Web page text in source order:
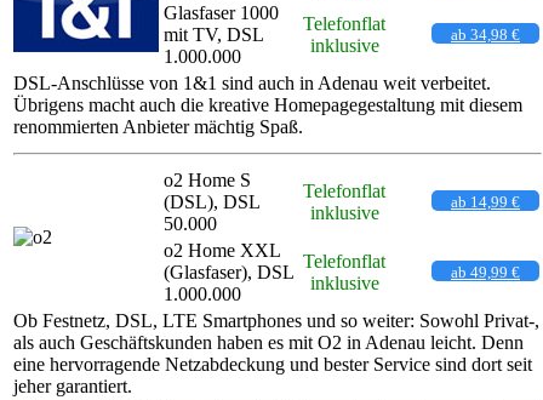
Glasfaser 1000
mit TV, DSL
1.000.000
Telefonflat
inklusive
ab 34,98 €
DSL-Anschlüsse von 1&1 sind auch in Adenau weit verbeitet.
Übrigens macht auch die kreative Homepagegestaltung mit diesem
renommierten Anbieter mächtig Spaß.
o2 Home S
(DSL), DSL
50.000
Telefonflat
inklusive
ab 14,99 €
o2 Home XXL
(Glasfaser), DSL
1.000.000
Telefonflat
inklusive
ab 49,99 €
Ob Festnetz, DSL, LTE Smartphones und so weiter: Sowohl Privat-,
als auch Geschäftskunden haben es mit O2 in Adenau leicht. Denn
eine hervorragende Netzabdeckung und bester Service sind dort seit
jeher garantiert.